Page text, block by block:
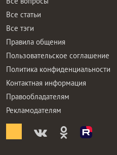
Все статьи
Все тэги
Правила общения
Пользовательское соглашение
Политика конфиденциальности
Контактная информация
Правообладателям
Рекламодателям